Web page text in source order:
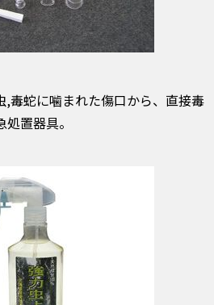
,毒蛇に噛まれた傷口から、直接毒
置器具。